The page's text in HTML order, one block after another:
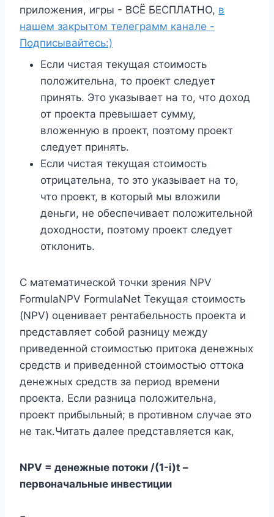
приложения, игры - ВСЁ БЕСПЛАТНО, в
нашем закрытом телеграмм канале -
Подписывайтесь:)
Если чистая текущая стоимость
положительна, то проект следует
принять. Это указывает на то, что доход
от проекта превышает сумму,
вложенную в проект, поэтому проект
следует принять.
Если чистая текущая стоимость
отрицательна, то это указывает на то,
что проект, в который мы вложили
деньги, не обеспечивает положительной
доходности, поэтому проект следует
отклонить.
С математической точки зрения NPV
FormulaNPV FormulaNet Текущая стоимость
(NPV) оценивает рентабельность проекта и
представляет собой разницу между
приведенной стоимостью притока денежных
средств и приведенной стоимостью оттока
денежных средств за период времени
проекта. Если разница положительна,
проект прибыльный; в противном случае это
не так.Читать далее представляется как,
NPV = денежные потоки /(1-i)t –
первоначальные инвестиции